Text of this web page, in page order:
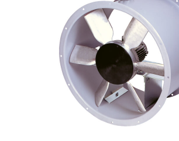
DETAILS